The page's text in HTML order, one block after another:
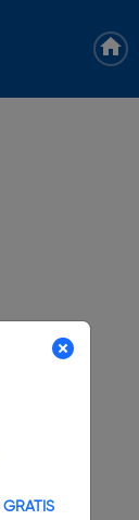
GRATIS